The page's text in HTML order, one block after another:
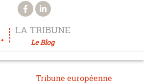
LA TRIBUNE
Le Blog
Tribune européenne